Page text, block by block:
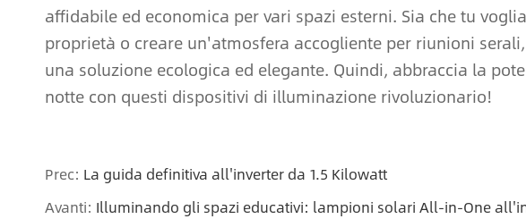
affidabile ed economica per vari spazi esterni. Sia che tu
proprietà o creare un'atmosfera accogliente per riunioni
una soluzione ecologica ed elegante. Quindi, abbraccia la
notte con questi dispositivi di illuminazione rivoluzionario!
Prec: La guida definitiva all'inverter da 1.5 Kilowatt
Avanti: Illuminando gli spazi educativi: lampioni solari All-in-One